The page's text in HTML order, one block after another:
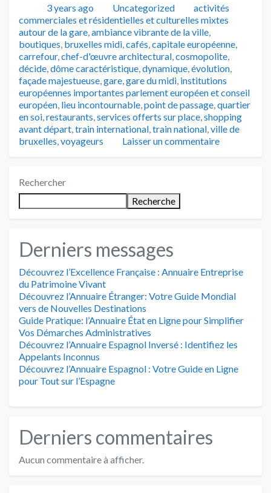
Publié3 years ago Catégories
Uncategorized Tags
activités
commerciales et résidentielles et culturelles mixtes
autour de la gare,ambiance vibrante de la ville,
boutiques, bruxelles midi,cafés,capitale européenne,
carrefour,chef-d'œuvre architectural,cosmopolite,
décide,dôme caractéristique,dynamique,évolution,
façade majestueuse,gare,gare du midi, institutions
européennes importantes parlement européen et conseil
européen, lieu incontournable,point de passage,quartier
en soi,restaurants,services offerts sur place,shopping
avant départ,train international,train national,ville de
bruxelles,voyageurs Laisser un commentaire
Rechercher
Recherche
Derniers messages
Découvrez l’Excellence Française : Annuaire Entreprise
du Patrimoine Vivant
Découvrez l’Annuaire Étranger: Votre Guide Mondial
vers de Nouvelles Destinations
Guide Pratique: l’Annuaire État en Ligne pour Simplifier
Vos Démarches Administratives
Découvrez l’Annuaire Espagnol Inversé : Identifiez les
Appelants Inconnus
Découvrez l’Annuaire Espagnol : Votre Guide en Ligne
pour Tout sur l’Espagne
Derniers commentaires
Aucun commentaire à afficher.